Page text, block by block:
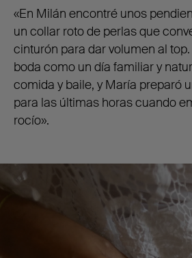
«En Milán encontré unos
un collar roto de perlas que
cinturón para dar volumen al
boda como un día familiar y
comida y baile, y María preparó
para las últimas horas cuando
rocío».